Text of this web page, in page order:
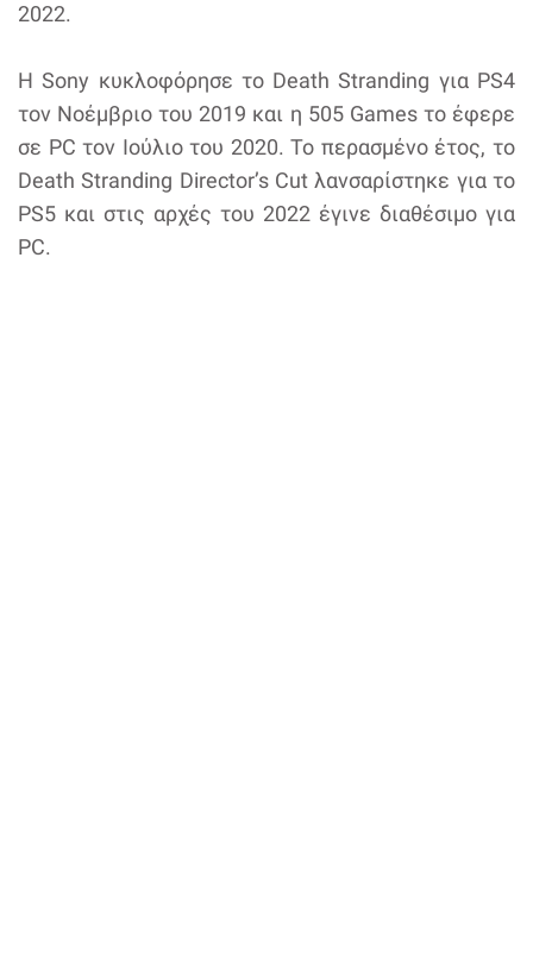
2022.
Η Sony κυκλοφόρησε το Death Stranding για PS4
τον Νοέμβριο του 2019 και η 505 Games το έφερε
σε PC τον Ιούλιο του 2020. Το περασμένο έτος, το
Death Stranding Director’s Cut λανσαρίστηκε για το
PS5 και στις αρχές του 2022 έγινε διαθέσιμο για
PC.